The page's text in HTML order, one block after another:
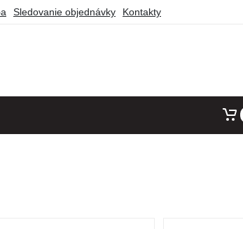
Sledovanie objednávky Kontakty